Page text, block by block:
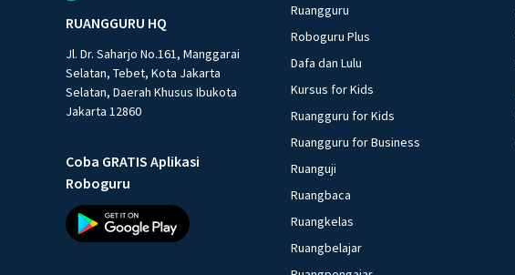
RUANGGURU HQ
Jl. Dr. Saharjo No.161, Manggarai
Selatan, Tebet, Kota Jakarta
Selatan, Daerah Khusus Ibukota
Jakarta 12860
Coba GRATIS Aplikasi
Roboguru
Ruangguru
Roboguru Plus
Dafa dan Lulu
Kursus for Kids
Ruangguru for Kids
Ruangguru for Business
Ruanguji
Ruangbaca
Ruangkelas
Ruangbelajar